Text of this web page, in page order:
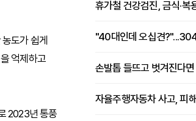
도가 쉽게
억제하고
2023년 통풍